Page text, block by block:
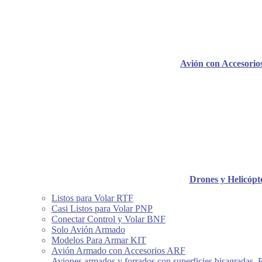
Avión con
Drones y
Listos para Volar RTF
Casi Listos para Volar PNP
Conectar Control y Volar BNF
Solo Avión Armado
Modelos Para Armar KIT
Avión Armado con Accesorios ARF